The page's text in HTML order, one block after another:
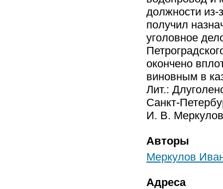
должности из-
получил
уголовное
окончено
виновным в
Лит.:
Санкт-
И. В. Меркулов
Авторы
Меркулов
Адреса